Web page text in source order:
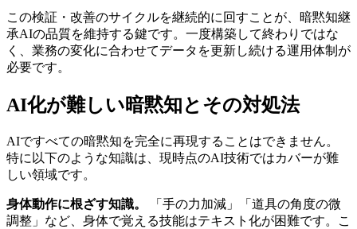
この検証・改善のサイクルを継続的に回すことが、暗黙知継
承AIの品質を維持する鍵です。一度構築して終わりではな
く、業務の変化に合わせてデータを更新し続ける運用体制が
必要です。
AI化が難しい暗黙知とその対処法
AIですべての暗黙知を完全に再現することはできません。
特に以下のような知識は、現時点のAI技術ではカバーが難
しい領域です。
身体動作に根ざす知識。
「手の力加減」「道具の角度の微
調整」など、身体で覚える技能はテキスト化が困難です。こ